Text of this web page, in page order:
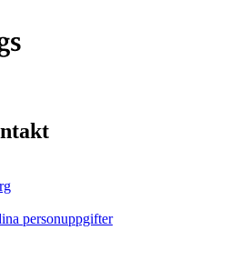
personuppgifter